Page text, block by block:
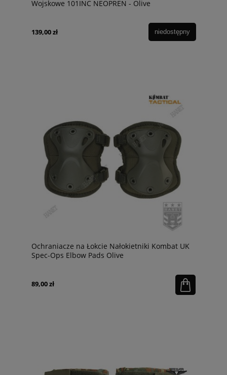
Wojskowe 101INC NEOPREN - Olive
139,00 zł niedostępny
Ochraniacze na Łokcie Nałokietniki Kombat UK
Spec-Ops Elbow Pads Olive
89,00 zł